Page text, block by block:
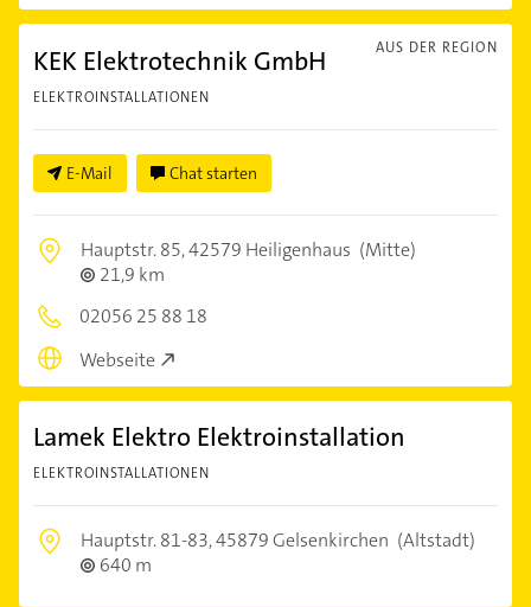
AUS DER REGION
KEK Elektrotechnik GmbH
ELEKTROINSTALLATIONEN
E-Mail Chat starten
Hauptstr. 85,42579 Heiligenhaus (Mitte)
21,9 km
02056 25 88 18
Webseite
Lamek Elektro Elektroinstallation
ELEKTROINSTALLATIONEN
Hauptstr. 81-83,45879 Gelsenkirchen (Altstadt)
640 m